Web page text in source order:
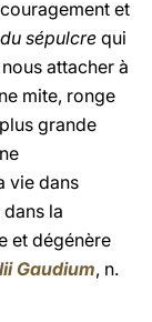
et
sépulcre qui
attacher à
mite, ronge
grande
vie dans
la
et dégénère
Gaudium, n.